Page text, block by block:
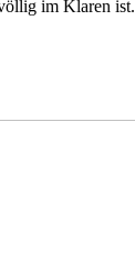
im Klaren ist.